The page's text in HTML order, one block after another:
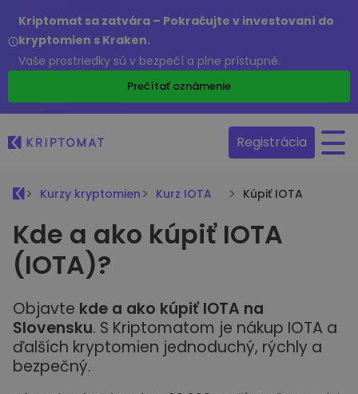
Kriptomat sa zatvára – Pokračujte v investovaní do
kryptomien s Kraken.
Vaše prostriedky sú v bezpečí a plne prístupné.
Prečítať oznámenie
Registrácia
Kurzy kryptomien Kurz IOTA Kúpiť IOTA
Kde a ako kúpiť IOTA
(IOTA)?
Objavte kde a ako kúpiť IOTA na
Slovensku. S Kriptomatom je nákup IOTA a
ďalších kryptomien jednoduchý, rýchly a
bezpečný.